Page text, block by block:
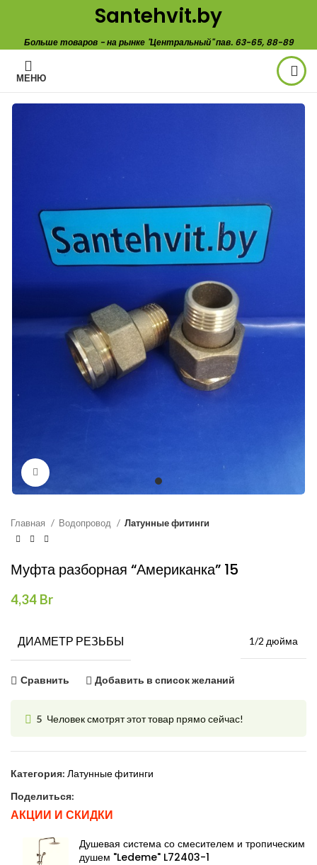
Santehvit.by
Больше товаров - на рынке "Центральный" пав. 63-65, 88-89
МЕНЮ
Главная Водопровод Латунные фитинги
Муфта разборная “Американка” 15
4,34 Br
ДИАМЕТР РЕЗЬБЫ 1/2 дюйма
Сравнить Добавить в список желаний
5 Человек смотрят этот товар прямо сейчас!
Категория: Латунные фитинги
Поделиться:
АКЦИИ И СКИДКИ
Душевая система со смесителем и тропическим
душем "Ledeme" L72403-1